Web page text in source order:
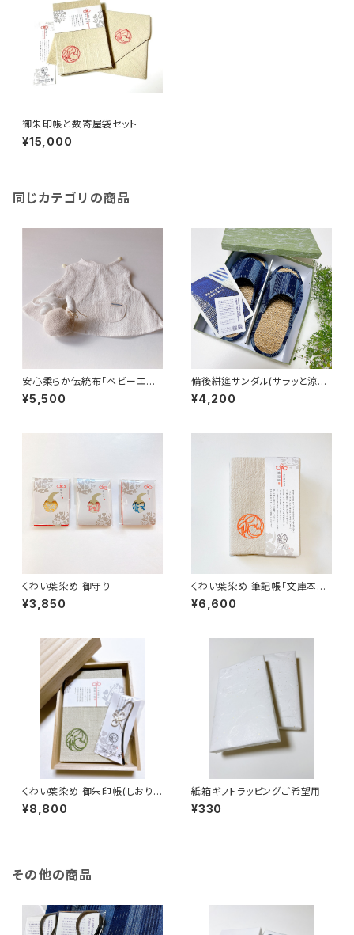
御朱印帳と数寄屋袋セット
¥15,000
同じカテゴリの商品
安心柔らか伝統布「ベビーエプ
ロン・ガラガラ」 ギフトセット
¥5,500
備後絣筵サンダル(サラッと涼し
い)
¥4,200
くわい葉染め 御守り
¥3,850
くわい葉染め 筆記帳「文庫本サ
イズ」
¥6,600
くわい葉染め 御朱印帳(しおり)
付き
¥8,800
紙箱ギフトラッピングご希望用
¥330
その他の商品